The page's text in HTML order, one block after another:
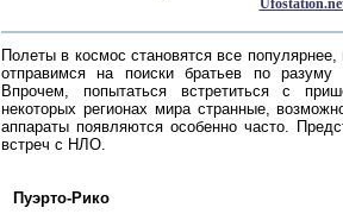
Полеты в космос становятся все
отправимся на поиски братьев по
Впрочем, попытаться встретиться с
некоторых регионах мира странные,
аппараты появляются особенно часто.
встреч с НЛО.
Пуэрто-Рико